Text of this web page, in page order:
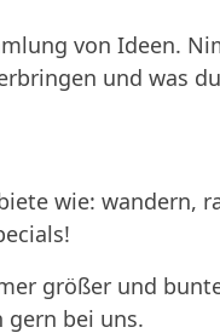
von Ideen.
und was
wie: wandern,
größer und
gern bei uns.